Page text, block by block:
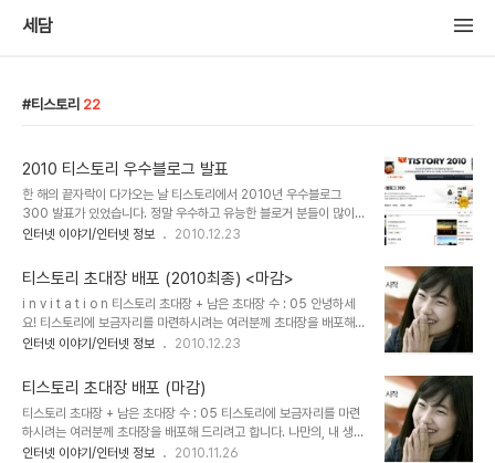
세담
티스토리 22
2010 티스토리 우수블로그 발표
한 해의 끝자락이 다가오는 날 티스토리에서 2010년 우수블로그
300 발표가 있었습니다. 정말 우수하고 유능한 블로거 분들이 많이
선정 되심을 진심으로 축하드립니다 . "세담의 산행이야기"도 한자리
일정으로 인해 포스팅 횟수도 전년도에 비해 많이 줄었고 블로거들과
의 소통도 잘 하지 못했으며 2008.2009년에 비해 포스트의 수준도
많이 저하됨을 스스로 깨달은 바 기대하지 않은 연말이었는데 3년 연
속 선정의 영광을 주셔서 몸둘바를 모르겠습니다. 블로깅 할수 있는 장
을 만들어 주시고 또 배려 해 주신 티스토리에 감사드리며 선정되신 모
2010 우수블로그 300 바로가기 >
인터넷 이야기/인터넷 정보 2010.12.23
티스토리 초대장 배포 (2010최종) <마감>
i n v i t a t i o n 티스토리 초대장 + 남은 초대장 수 : 05 안녕하세
요! 티스토리에 보금자리를 마련하시려는 여러분께 초대장을 배포해
드리려고 합니다. 초대장이 필요하신분은 아래 box내용을 꼭 읽으시
나만의, 내 생각을, 내 기억을 담는 소중한 블로그를 만들고 싶다면 티
스토리로 시작해보세요! 티스토리 블로그는 초대에 의해서만 가입이
가능합니다. 원하시는 분은 댓글에 E-mail 주소를 남겨주시면 초대
장을 보내드립니다. 남겨주실 때에는 꼭 비밀댓글로 남겨주세요! 초대
장을 보내드리고 바로 개설하시지 않으신 분들은 초대장을 회수할 수
인터넷 이야기/인터넷 정보 2010.12.23
티스토리 초대장 배포 (마감)
티스토리 초대장 + 남은 초대장 수 : 05 티스토리에 보금자리를 마련
하시려는 여러분께 초대장을 배포해 드리려고 합니다. 나만의, 내 생각
을, 내 기억을 담는 소중한 블로그를 만들고 싶다면 티스토리로 시작해
인터넷 이야기/인터넷 정보 2010.11.26